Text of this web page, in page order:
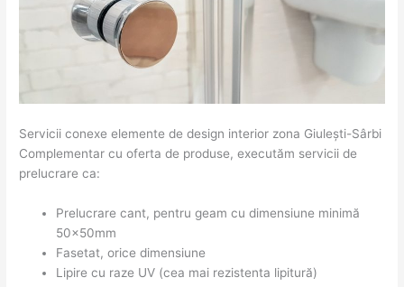
Servicii conexe elemente de design interior zona Giulești-Sârbi
Complementar cu oferta de produse, executăm servicii de
prelucrare ca:
Prelucrare cant, pentru geam cu dimensiune minimă
50x50mm
Fasetat, orice dimensiune
Lipire cu raze UV (cea mai rezistenta lipitură)